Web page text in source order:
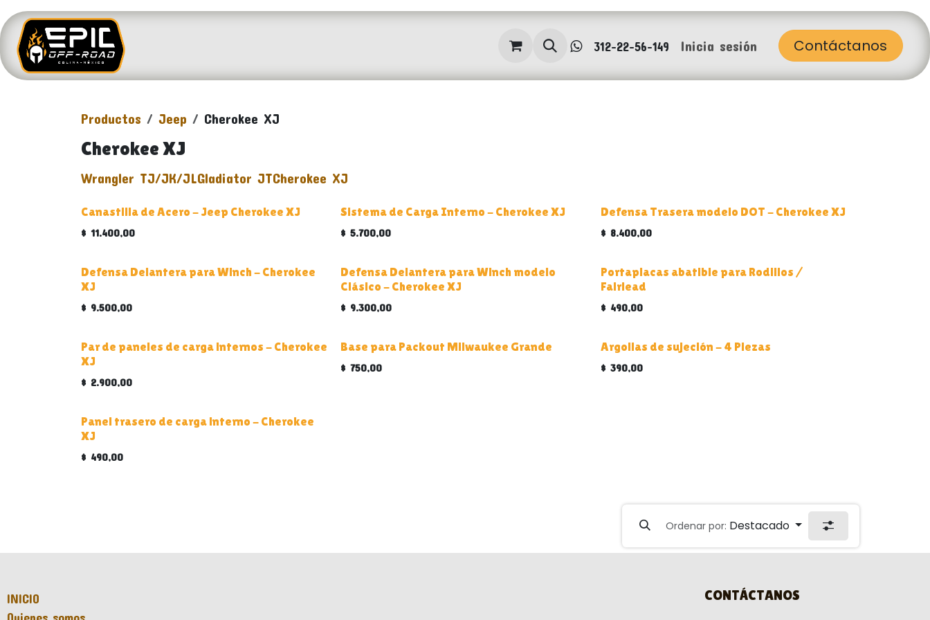
Ir al contenido
QUIÉNES SOMOS Blog312-22-56-149 Inicia sesión Contáctanos
Productos Jeep Cherokee XJ
Cherokee XJ
Wrangler TJ/JK/JLGladiator JTCherokee XJ
Canastilla de Acero - Jeep Cherokee XJ
$ 11.400,00
Sistema de Carga Interno - Cherokee XJ
$5.700,00
Defensa Trasera modelo DOT - Cherokee XJ
$ 8.400,00
Defensa Delantera para Winch - Cherokee
XJ
$ 9.500,00
Defensa Delantera para Winch modelo
Clásico - Cherokee XJ
$ 9.300,00
Portaplacas abatible para Rodillos /
Fairlead
$ 490,00
Par de paneles de carga internos - Cherokee
XJ
$ 2.900,00
Base para Packout Milwaukee Grande
$750,00
Argollas de sujeción - 4 Piezas
$ 390,00
Panel trasero de carga interno - Cherokee
XJ
$ 490,00
Ordenar por: Destacado
INICIO
CONTÁCTANOS